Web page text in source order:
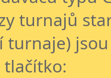
turnajů
turnaje)